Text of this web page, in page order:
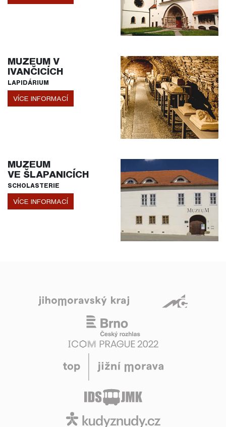
MUZEUM V
IVANČICÍCH
LAPIDÁRIUM
VÍCE INFORMACÍ
MUZEUM
VE ŠLAPANICÍCH
SCHOLASTERIE
VÍCE INFORMACÍ